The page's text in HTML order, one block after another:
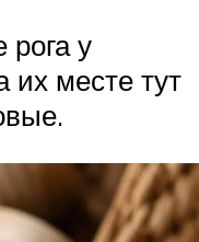
рога у
их месте тут